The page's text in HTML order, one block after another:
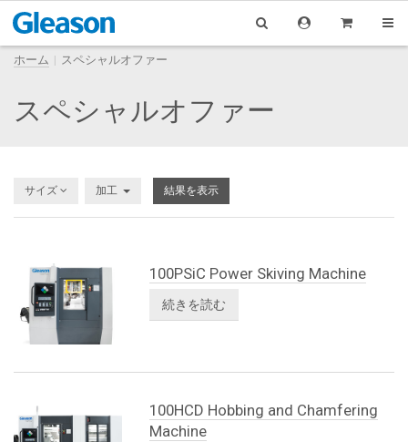
ホーム スペシャルオファー
スペシャルオファー
サイズ 加工 結果を表示
100PSiC Power Skiving Machine
続きを読む
100HCD Hobbing and Chamfering
Machine